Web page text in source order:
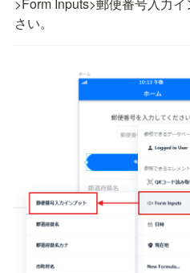
>Form Inputs>郵便番号入力
さい。